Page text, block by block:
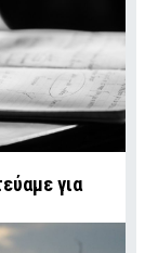
για